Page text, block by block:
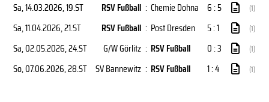
Sa, 14.03.2026, 19.ST RSV Fußball : Chemie Dohna 6 : 5 (1)
Sa, 11.04.2026, 21.ST RSV Fußball : Post Dresden 5 : 1 (1)
Sa, 02.05.2026, 24.ST G/W Görlitz : RSV Fußball 0 : 3 (1)
So, 07.06.2026, 28.ST SV Bannewitz : RSV Fußball 1 : 4 (1)